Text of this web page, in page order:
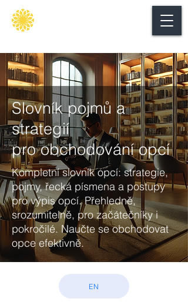
Slovník pojmů a
strategií
pro obchodování opcí
Kompletní slovník opcí: strategie,
pojmy, řecká písmena a postupy
pro výpis opcí. Přehledně,
srozumitelně, pro začátečníky i
pokročilé. Naučte se obchodovat
opce efektivně.
EN